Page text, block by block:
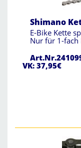
Shimano
E-Bike Kette
Nur für 1-fach
VK: 37,95€